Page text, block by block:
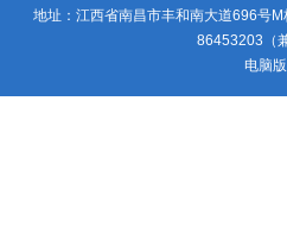
地址：江西省南昌市丰和南大道696
86453203（
电脑版